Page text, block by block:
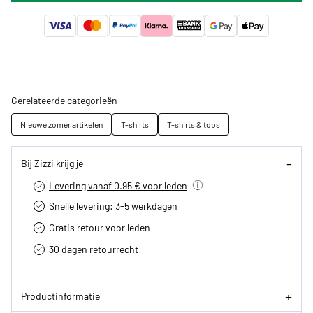
Gerelateerde categorieën
Nieuwe zomer artikelen T-shirts T-shirts & tops
Bij Zizzi krijg je
Levering vanaf 0.95 € voor leden
Snelle levering: 3-5 werkdagen
Gratis retour voor leden
30 dagen retourrecht­
Productinformatie